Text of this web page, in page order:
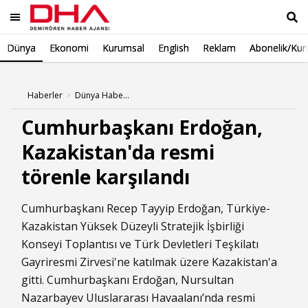
Dünya Ekonomi Kurumsal English Reklam Abonelik/
Haberler Dünya Haberleri
Cumhurbaşkanı Erdoğan,
Kazakistan'da resmi
törenle karşılandı
Cumhurbaşkanı Recep Tayyip Erdoğan, Türkiye-
Kazakistan Yüksek Düzeyli Stratejik İşbirliği
Konseyi Toplantısı ve Türk Devletleri Teşkilatı
Gayriresmi Zirvesi'ne katılmak üzere Kazakistan'a
gitti. Cumhurbaşkanı Erdoğan, Nursultan
Nazarbayev Uluslararası Havaalanı’nda resmi